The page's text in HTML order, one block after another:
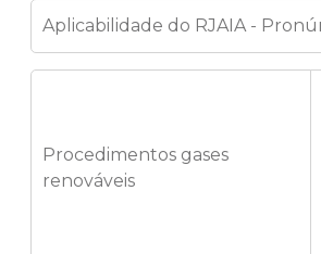
Aplicabilidade do RJAIA -
Procedimentos gases
renováveis